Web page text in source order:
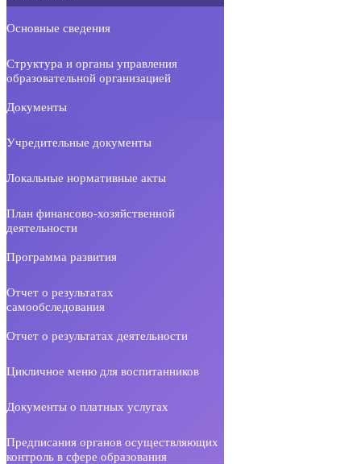
Основные сведения
Структура и органы управления
образовательной организацией
Документы
Учредительные документы
Локальные нормативные акты
План финансово-хозяйственной
деятельности
Программа развития
Отчет о результатах
самообследования
Отчет о результатах деятельности
Цикличное меню для воспитанников
Документы о платных услугах
Предписания органов осуществляющих
контроль в сфере образования